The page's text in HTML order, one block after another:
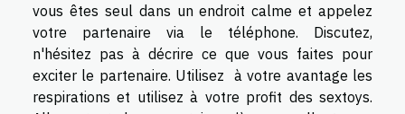
vous êtes seul dans un endroit calme et appelez
votre partenaire via le téléphone. Discutez,
n'hésitez pas à décrire ce que vous faites pour
exciter le partenaire. Utilisez à votre avantage les
respirations et utilisez à votre profit des sextoys.